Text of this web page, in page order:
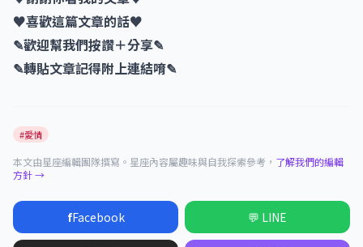
♥喜歡這篇文章的話♥
✎歡迎幫我們按讚＋分享✎
✎轉貼文章記得附上連結唷✎
#愛情
本文由星座編輯團隊撰寫。星座內容屬趣味與自我探索參考， 了解我們的編輯
方針 →
fFacebook 💬 LINE